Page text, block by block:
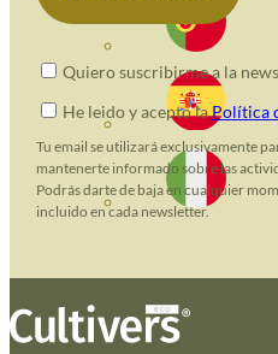
Quiero suscribirme a la
He leido y acepto laPolítica
Tu email se utilizará exclusivamente
mantenerte informado sobre las
Podrás darte de baja en cualquier
incluido en cada newsletter.